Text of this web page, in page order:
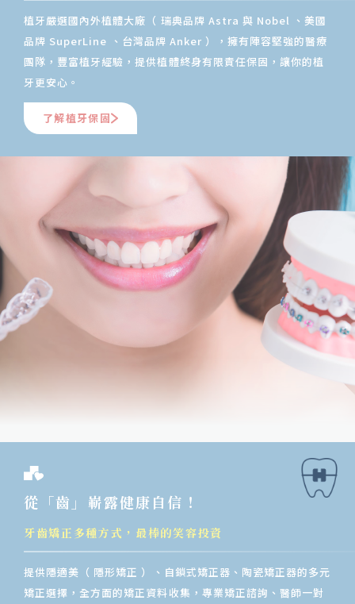
植牙嚴選國內外植體大廠（ 瑞典品牌 Astra 與 Nobel 、美國
品牌 SuperLine 、台灣品牌 Anker ），擁有陣容堅強的醫療
團隊，豐富植牙經驗，提供植體終身有限責任保固，讓你的植
牙更安心。
了解植牙保固
從「齒」嶄露健康自信！
牙齒矯正多種方式，最棒的笑容投資
提供隱適美（ 隱形矯正 ）、自鎖式矯正器、陶瓷矯正器的多元
矯正選擇，全方面的矯正資料收集，專業矯正諮詢、醫師一對